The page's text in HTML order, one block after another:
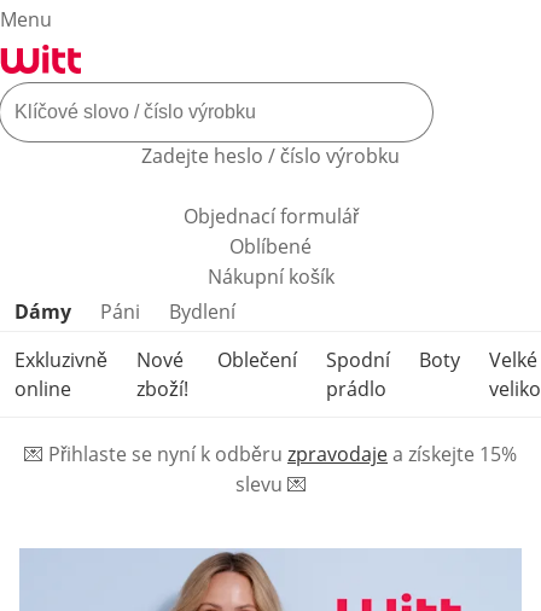
Menu
Zadejte heslo / číslo výrobku
Objednací formulář
Oblíbené
Nákupní košík
Přeskočit kategorie produktů
Dámy Páni
Bydlení
Exkluzivně
online
Nové
zboží!
Oblečení
Spodní
prádlo
Boty
Velké
💌 Přihlaste se nyní k odběru zpravodajea získejte 15%
slevu 💌